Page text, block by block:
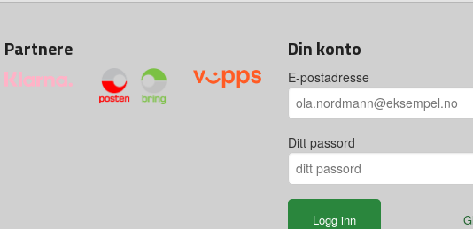
Partnere Din konto
E-postadresse
Ditt passord